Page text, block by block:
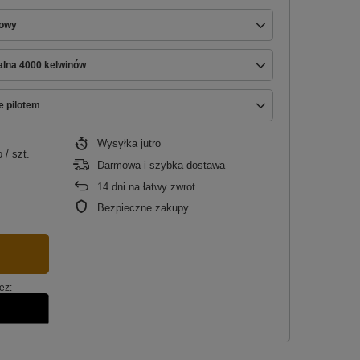
4000 kelwinów
pilotem
/ szt.
Wysyłka jutro
Darmowa i szybka dostawa
14 dni na łatwy zwrot
Bezpieczne zakupy